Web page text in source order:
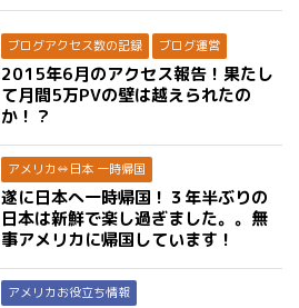
ブログアクセス数の記録 ブログ運営
2015年6月のアクセス報告！果たし
て月間5万PVの壁は越えられたの
か！？
アメリカ⇔日本 一時帰国
遂に日本へ一時帰国！３年半ぶりの
日本は新鮮で楽し過ぎました。。無
事アメリカに帰国しています！
アメリカお役立ち情報